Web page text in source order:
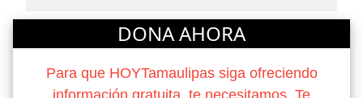
DONA AHORA
Para que HOYTamaulipas siga ofreciendo
información gratuita, te necesitamos. Te